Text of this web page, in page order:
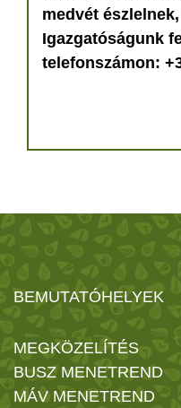
medvét
Igazgatóságunk
telefonszámon:
BEMUTATÓHELYEK
MEGKÖZELÍTÉS
BUSZ MENETREND
MÁV MENETREND